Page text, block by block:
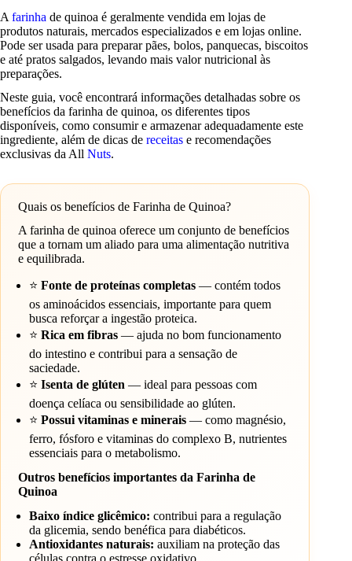
A farinha de quinoa é geralmente vendida em lojas de
produtos naturais, mercados especializados e em lojas online.
Pode ser usada para preparar pães, bolos, panquecas, biscoitos
e até pratos salgados, levando mais valor nutricional às
preparações.
Neste guia, você encontrará informações detalhadas sobre os
benefícios da farinha de quinoa, os diferentes tipos
disponíveis, como consumir e armazenar adequadamente este
ingrediente, além de dicas de receitas e recomendações
exclusivas da All Nuts.
Quais os benefícios de Farinha de Quinoa?
A farinha de quinoa oferece um conjunto de benefícios
que a tornam um aliado para uma alimentação nutritiva
e equilibrada.
⭐Fonte de proteínas completas — contém todos
os aminoácidos essenciais, importante para quem
busca reforçar a ingestão proteica.
⭐Rica em fibras — ajuda no bom funcionamento
do intestino e contribui para a sensação de
saciedade.
⭐Isenta de glúten — ideal para pessoas com
doença celíaca ou sensibilidade ao glúten.
⭐Possui vitaminas e minerais — como magnésio,
ferro, fósforo e vitaminas do complexo B, nutrientes
essenciais para o metabolismo.
Outros benefícios importantes da Farinha de
Quinoa
Baixo índice glicêmico: contribui para a regulação
da glicemia, sendo benéfica para diabéticos.
Antioxidantes naturais: auxiliam na proteção das
células contra o estresse oxidativo.